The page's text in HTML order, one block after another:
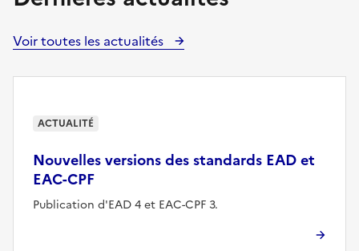
Voir toutes les actualités
Nouvelles versions des standards EAD et
EAC-CPF
Publication d'EAD 4 et EAC-CPF 3.
ACTUALITÉ